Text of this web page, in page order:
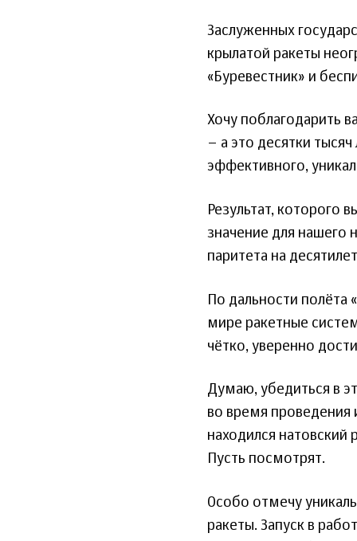
Заслуженных
крылатой ракеты
«Буревестник» и
Хочу поблагодарить
– а это десятки
эффективного,
Результат, которого
значение для нашего
паритета на
По дальности полёта
мире ракетные
чётко, уверенно
Думаю, убедиться в
во время проведения
находился
Пусть посмотрят.
Особо отмечу
ракеты. Запуск в